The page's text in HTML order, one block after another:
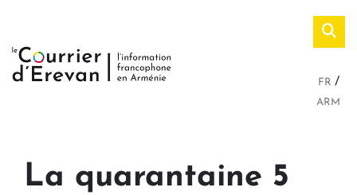
FR
ARM
La quarantaine 5